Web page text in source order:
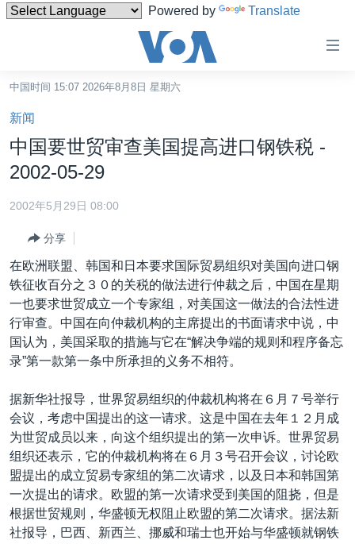
Powered by Translate
碍
链
接
转
内
转
到
导
航
跳
转
检
索
国际
最新国际新闻
印太
中东
欧洲
非洲
美洲
全球议题
分类新闻
经济·金融·贸易
人权·法律·宗教
科教·文娱·体健
军事
劳工
环境
美中关系
热点专题
白宫要闻
国会报道
美中关系
美国建国250周年
埃博拉疫情
美国之音专访
重要讲话与声明
VOA视频
VOA今日焦点
中文广播
关注我们
中国时间 15:07 2026年8月8日 星期六
新闻
中国要世贸审查美国提高进口钢铁税 -
2002-05-29
2002年5月29日 08:00
分享
在欧洲联盟、韩国和日本要求国际贸易组织对美国向进口钢
铁征收百分之３０的关税的做法进行仲裁之后，中国在星期
一也要求世贸成立一个专家组，对美国这一做法的合法性进
行审查。中国在向仲裁机构的主席提出的书面请求中说，中
国认为，美国采取的措施与它在“解决争端的规则和程序备忘
录”第一款第一条中所承担的义务不相符。
据新华社报导，世界贸易组织的仲裁机构将在６月７号举行
会议，考虑中国提出的这一请求。这是中国在去年１２月成
为世贸成员以来，向这个组织提出的第一次申诉。世界贸易
组织还表示，它的仲裁机构将在６月３号召开会议，讨论欧
盟提出的成立贸易专家组的第二次请求，以及日本和韩国第
一次提出的请求。欧盟的第一次请求受到美国的阻挠，但是
根据世贸规则，华盛顿无权阻止欧盟的第二次请求。据法新
社报导，巴西、新西兰、挪威和瑞士也开始与华盛顿就钢铁